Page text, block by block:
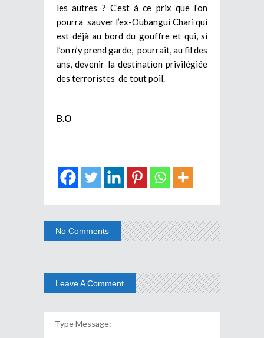
les autres ? C’est à ce prix que l’on
pourra sauver l’ex-Oubangui Chari qui
est déjà au bord du gouffre et qui, si
l’on n’y prend garde, pourrait, au fil des
ans, devenir la destination privilégiée
des terroristes de tout poil.
B.O
No Comments
Leave A Comment